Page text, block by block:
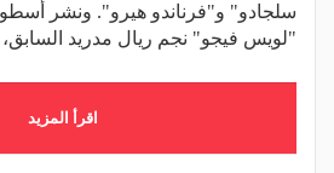
سلجادو" و"فرناندو هيرو". ونشر
"لويس فيجو" نجم ريال مدريد السابق،
اقرأ المزيد